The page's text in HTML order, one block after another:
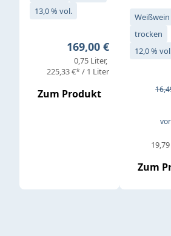
13,0 % vol.
Regulärer Preis:
169,00 €
0,75 Liter
225,33 €* / 1 Liter
Zum Produkt
Weißwein
trocken
12,0 %
Zum